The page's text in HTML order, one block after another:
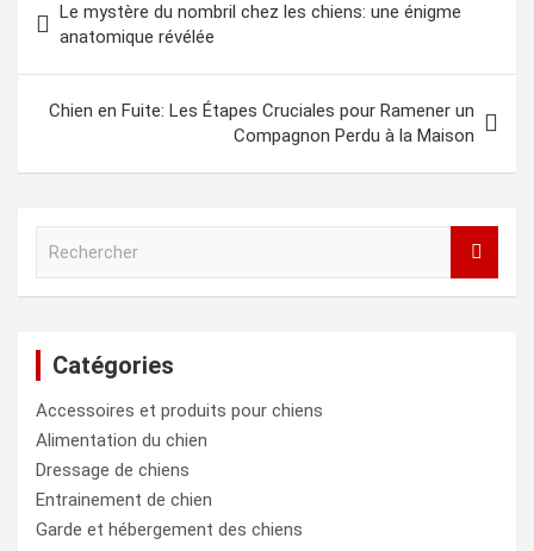
de
l’article
Le mystère du nombril chez les chiens: une énigme
anatomique révélée
Chien en Fuite: Les Étapes Cruciales pour Ramener un
Compagnon Perdu à la Maison
c
h
e
r
Catégories
Accessoires et produits pour chiens
Alimentation du chien
Dressage de chiens
Entrainement de chien
Garde et hébergement des chiens